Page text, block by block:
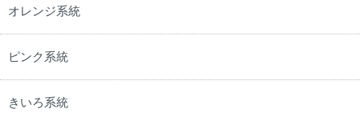
オレンジ系統
ピンク系統
きいろ系統